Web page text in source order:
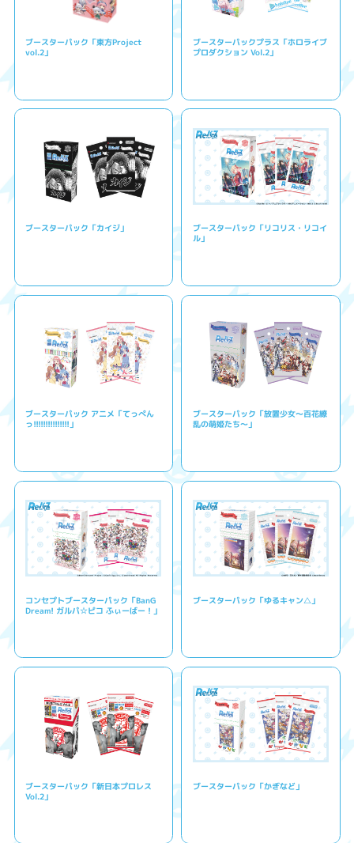
ブースターパック「東方Project
vol.2」
ブースターパックプラス「ホロライブ
プロダクション Vol.2」
ブースターパック「カイジ」
ブースターパック「リコリス・リコイ
ル」
ブースターパック アニメ「てっぺん
っ!!!!!!!!!!!!!!!」
ブースターパック「放置少女〜百花繚
乱の萌姫たち〜」
コンセプトブースターパック「BanG
Dream! ガルパ☆ピコ ふぃーばー！」
ブースターパック「ゆるキャン△」
ブースターパック「新日本プロレス
Vol.2」
ブースターパック「かぎなど」